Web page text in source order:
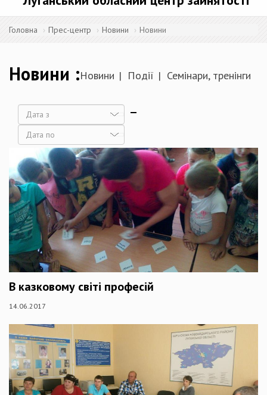
Головна Прес-центр Новини Новини
Новини Новини Події Семінари, тренінги
Дата
В казковому світі професій
14.06.2017